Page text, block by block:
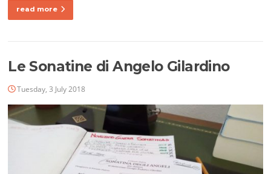
read more
Le Sonatine di Angelo Gilardino
Tuesday, 3 July 2018